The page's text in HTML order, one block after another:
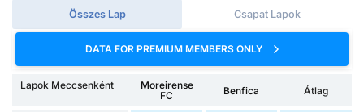
Összes Lap Csapat Lapok
DATA FOR PREMIUM MEMBERS ONLY
Lapok Meccsenként
Moreirense
FC
Benfica Átlag